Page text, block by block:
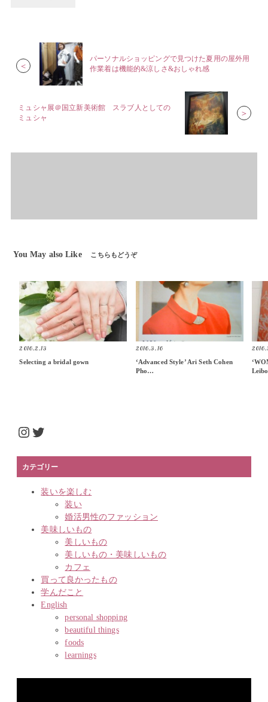
＜
パーソナルショッピングで見つけた夏用の屋外用
作業着は機能的&涼しさ&おしゃれ感
ミュシャ展＠国立新美術館 スラブ人としての
ミュシャ
＞
You May also Like こちらもどうぞ
2016.2.13
Selecting a bridal gown
2016.3.16
‘Advanced Style’ Ari Seth Cohen
Pho…
Instagram
Twitter
カテゴリー
装いを楽しむ
装い
婚活男性のファッション
美味しいもの
美しいもの
美しいもの・美味しいもの
カフェ
買って良かったもの
学んだこと
English
personal shopping
beautiful things
foods
learnings